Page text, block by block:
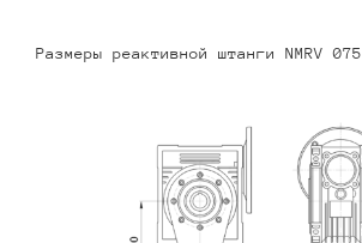
Размеры реактивной штанги NMRV 075